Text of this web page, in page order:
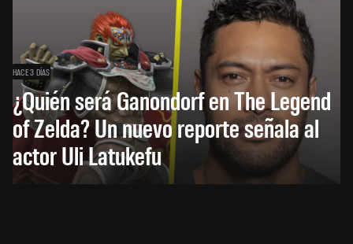
HACE 3 DÍAS
¿Quién será Ganondorf en The Legend
of Zelda? Un nuevo reporte señala al
actor Uli Latukefu